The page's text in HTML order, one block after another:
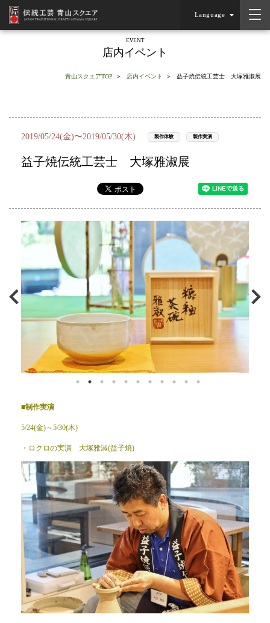
Language
EVENT
店内イベント
青山スクエアTOP 店内イベント 益子焼伝統工芸士 大塚雅淑展
2019/05/24(金)〜2019/05/30(木) 製作体験 製作実演
益子焼伝統工芸士 大塚雅淑展
■制作実演
5/24(金)～5/30(木)
・ロクロの実演 大塚雅淑(益子焼)